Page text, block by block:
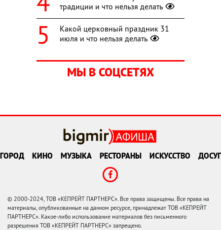
традиции и что нельзя делать
Какой церковный праздник 31
июля и что нельзя делать
МЫ В СОЦСЕТЯХ
ГОРОД КИНО МУЗЫКА РЕСТОРАНЫ ИСКУССТВО ДОСУГ
© 2000-2024, ТОВ «КЕПРЕЙТ ПАРТНЕРС». Все права защищены. Все права на
материалы, опубликованные на данном ресурсе, принадлежат ТОВ «КЕПРЕЙТ
ПАРТНЕРС». Какое-либо использование материалов без письменного
разрешения ТОВ «КЕПРЕЙТ ПАРТНЕРС» запрещено.